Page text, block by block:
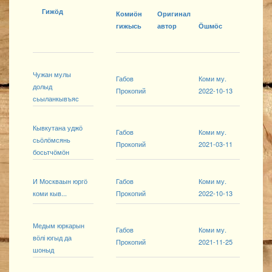
Гижӧд
Комиӧн
гижысь
Оригинал
автор
Ӧшмӧс
Чужан мулы
долыд
сьыланкывъяс
Габов
Прокопий
Коми му.
2022-10-13
Кывкутана уджӧ
сьӧлӧмсянь
босьтчӧмӧн
Габов
Прокопий
Коми му.
2021-03-11
И Москваын юргӧ
коми кыв...
Габов
Прокопий
Коми му.
2022-10-13
Медым юркарын
вӧлі югыд да
шоныд
Габов
Прокопий
Коми му.
2021-11-25